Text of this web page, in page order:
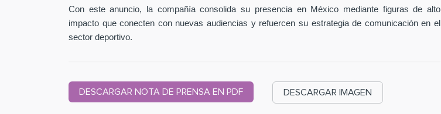
Con este anuncio, la compañía consolida su presencia en México mediante figuras de alto
impacto que conecten con nuevas audiencias y refuercen su estrategia de comunicación en el
sector deportivo.
DESCARGAR NOTA DE PRENSA EN PDF DESCARGAR IMAGEN